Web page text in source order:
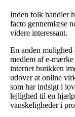
Inden folk handler
facto gennemlæse
videre interessant.
En anden mulighed
medlem af e-mærke
internet butikken
udover at online
som har indsigt i
lejlighed til en
vanskeligheder i